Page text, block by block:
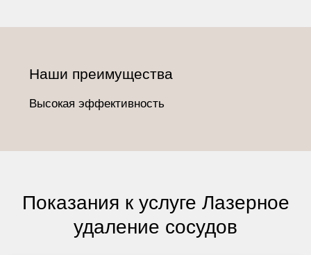
Наши преимущества
Высокая эффективность
Показания к услуге Лазерное
удаление сосудов